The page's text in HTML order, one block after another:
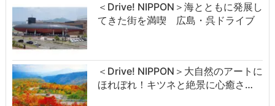
＜Drive! NIPPON＞海とともに発展し
てきた街を満喫 広島・呉ドライブ
＜Drive! NIPPON＞大自然のアートに
ほれぼれ！キツネと絶景に心癒さ…